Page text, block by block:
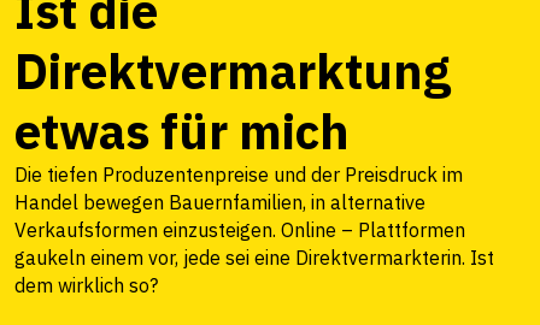
Direktvermarktung
etwas für mich
Die tiefen Produzentenpreise und der Preisdruck im
Handel bewegen Bauernfamilien, in alternative
Verkaufsformen einzusteigen. Online – Plattformen
gaukeln einem vor, jede sei eine Direktvermarkterin. Ist
dem wirklich so?